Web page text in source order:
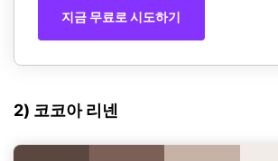
지금 무료로 시도하기
2) 코코아 리넨